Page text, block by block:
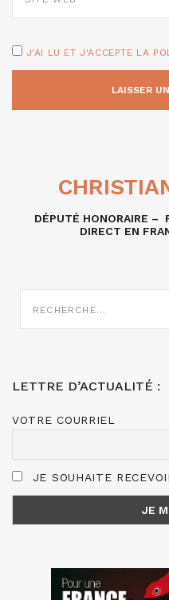
J'AI LU ET J'ACCEPTE LA
DÉPUTÉ HONORAIRE –
DIRECT EN
SUR
LETTRE D’ACTUALITÉ :
VOTRE COURRIEL
JE SOUHAITE